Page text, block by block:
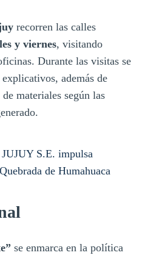
recorren las calles
y viernes, visitando
Durante las visitas se
además de
materiales según las
S.E. impulsa
de Humahuaca
se enmarca en la política